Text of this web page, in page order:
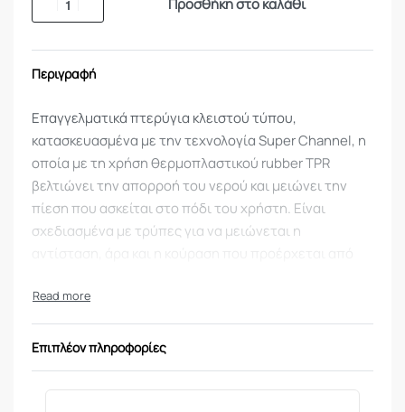
Προσθήκη στο καλάθι
Περιγραφή
Επαγγελματικά πτερύγια κλειστού τύπου,
κατασκευασμένα με την τεχνολογία Super Channel, η
οποία με τη χρήση θερμοπλαστικού rubber TPR
βελτιώνει την απορροή του νερού και μειώνει την
πίεση που ασκείται στο πόδι του χρήστη. Είναι
σχεδιασμένα με τρύπες για να μειώνεται η
μεγιστοποιεί την ώθηση.
XAPAKTHPIΣTIKA:
Τεχνολογία Super Channel
Επιπλέον πληροφορίες